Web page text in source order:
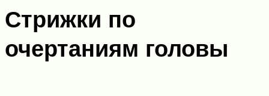
Стрижки по
очертаниям головы